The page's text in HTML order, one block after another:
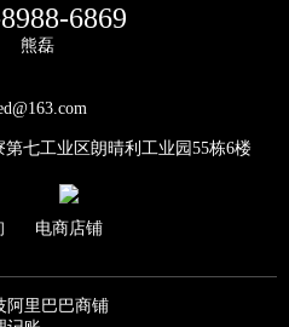
6869
熊磊
七工业区朗晴利工业园55栋6楼
电商店铺
阿里巴巴商铺